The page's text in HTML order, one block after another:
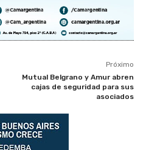
Próximo
Mutual Belgrano y Amur abren
cajas de seguridad para sus
asociados